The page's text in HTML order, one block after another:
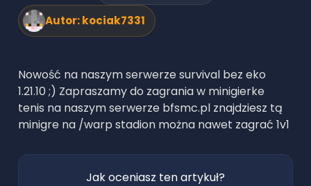
Autor:kociak7331
Nowość na naszym serwerze survival bez eko
1.21.10 ;) Zapraszamy do zagrania w minigierke
tenis na naszym serwerze bfsmc.pl znajdziesz tą
minigre na /warp stadion można nawet zagrać 1v1
Jak oceniasz ten artykuł?